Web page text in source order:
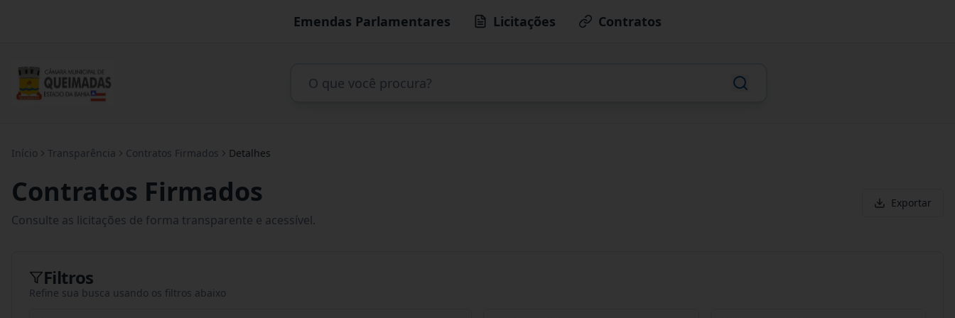
Emendas Parlamentares Licitações Contratos
Início Transparência Contratos Firmados Detalhes
Contratos Firmados
Consulte as licitações de forma transparente e acessível.
Exportar
Filtros
Refine sua busca usando os filtros abaixo